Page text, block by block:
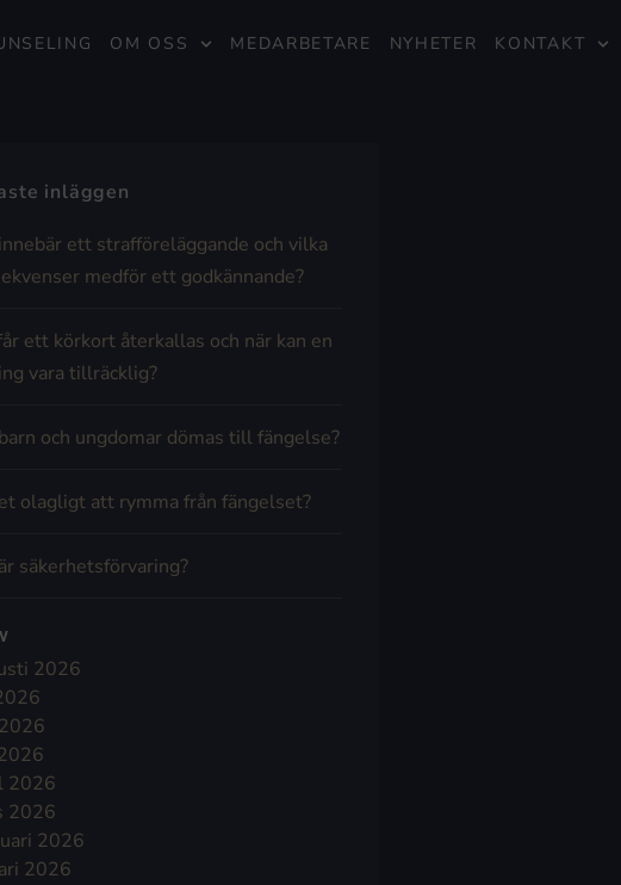
OM OSS MEDARBETARE NYHETER KONTAKT
inläggen
ett strafföreläggande och vilka
medför ett godkännande?
ett körkort återkallas och när kan en
vara tillräcklig?
och ungdomar dömas till fängelse?
olagligt att rymma från fängelset?
säkerhetsförvaring?
2026
2026
2026
2026
2026